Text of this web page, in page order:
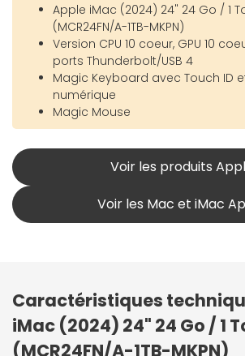
Apple iMac (2024) 24" 24 Go / 1
(MCR24FN/A-1TB-MKPN)
Version CPU 10 coeur, GPU 10
ports Thunderbolt/USB 4
Magic Keyboard avec Touch ID
numérique
Magic Mouse
Voir les produits
Voir les Mac et iMac
Caractéristiques
iMac (2024) 24" 24 Go / 1
(MCR24FN/A-1TB-MKPN)